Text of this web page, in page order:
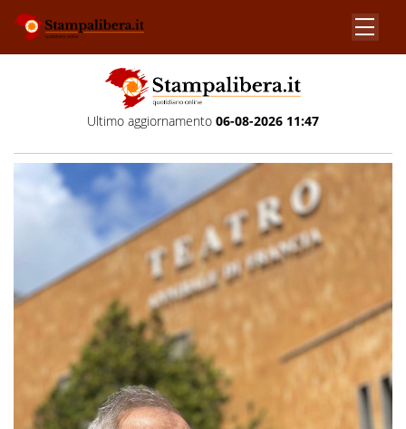
Ultimo aggiornamento 06-08-2026 11:47